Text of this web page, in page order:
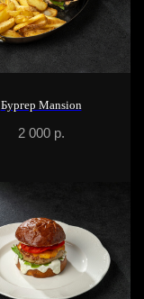
Бургер Mansion
2 000 р.